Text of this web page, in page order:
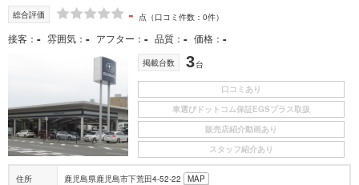
総合評価 - 点 （口コミ件数：0件）
接客 - 雰囲気 - アフター - 品質 - 価格 -
掲載台数 3台
口コミあり
車選びドットコム保証EGSプラス取扱
販売店紹介動画あり
スタッフ紹介あり
住所 鹿児島県鹿児島市下荒田4-52-22 MAP